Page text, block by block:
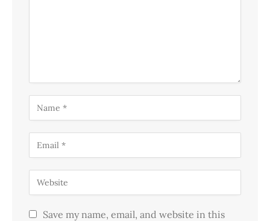
Save my name, email, and website in this